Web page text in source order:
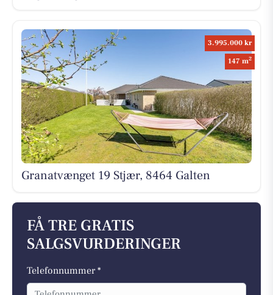
3.995.000 kr
147 m2
Granatvænget 19 Stjær, 8464 Galten
FÅ TRE GRATIS
SALGSVURDERINGER
Telefonnummer *